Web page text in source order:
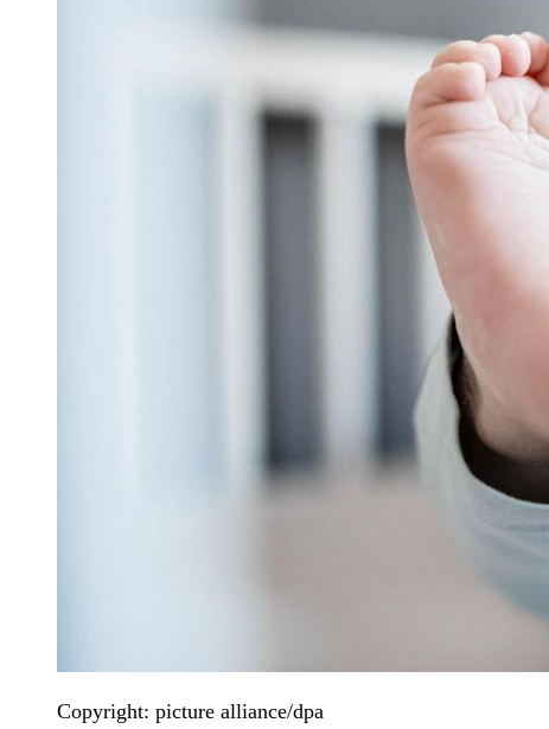
Copyright: picture alliance/dpa